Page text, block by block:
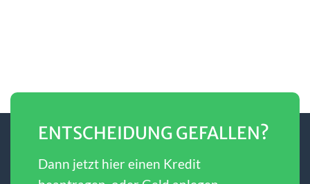
ENTSCHEIDUNG GEFALLEN?
Dann jetzt hier einen Kredit